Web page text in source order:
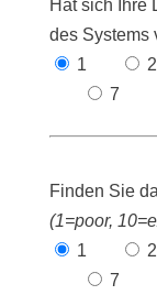
Hat sich Ihre
des Systems
1
2
7
Finden Sie
(1=poor,
1
2
7